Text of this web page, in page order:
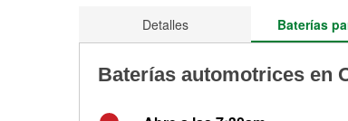
Detalles Baterías
Baterías automotrices en